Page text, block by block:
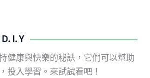
I. Y
健康與快樂的秘訣，它們可以幫助
投入學習。來試試看吧！